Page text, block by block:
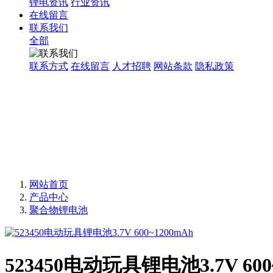
在线留言
联系我们
全部
联系方式 在线留言 人才招聘 网站条款 隐私政策
网站首页
产品中心
聚合物锂电池
523450电动玩具锂电池3.7V